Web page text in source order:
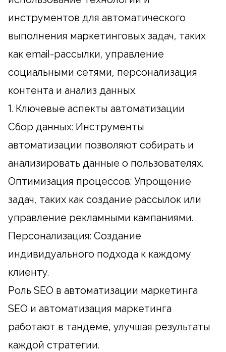
инструментов для автоматического
выполнения маркетинговых задач, таких
как email-рассылки, управление
социальными сетями, персонализация
контента и анализ данных.
1. Ключевые аспекты автоматизации
Сбор данных: Инструменты
автоматизации позволяют собирать и
анализировать данные о пользователях.
Оптимизация процессов: Упрощение
задач, таких как создание рассылок или
управление рекламными кампаниями.
Персонализация: Создание
индивидуального подхода к каждому
клиенту.
Роль SEO в автоматизации маркетинга
SEO и автоматизация маркетинга
работают в тандеме, улучшая результаты
каждой стратегии.